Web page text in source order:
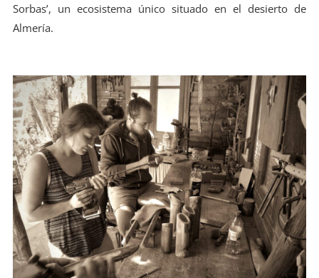
Sorbas’, un ecosistema único situado en el desierto de
Almería.